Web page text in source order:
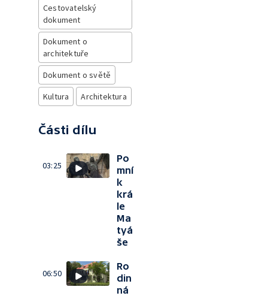
Cestovatelský
dokument
Dokument o
architektuře
Dokument o světě
Kultura
Architektura
Části dílu
03:25
Po
mní
k
krá
le
Ma
tyá
še
06:50
Ro
din
ná